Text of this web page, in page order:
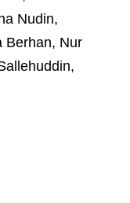
Nudin,
Berhan, Nur